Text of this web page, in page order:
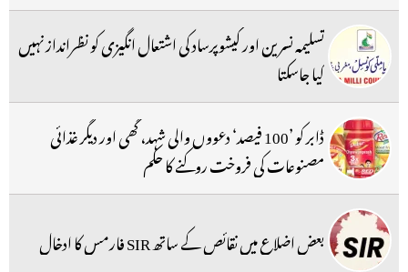
تسلیمہ نسرین اور کیشوپرساد کی اشتعال انگیزی کو نظرانداز نہیں
کیا جاسکتا
ڈابر کو ’100 فیصد‘ دعووں والی شہد، گھی اور دیگر غذائی
مصنوعات کی فروخت روکنے کا حکم
بعض اضلاع میں نقائص کے ساتھ SIR فارمس کا ادخال